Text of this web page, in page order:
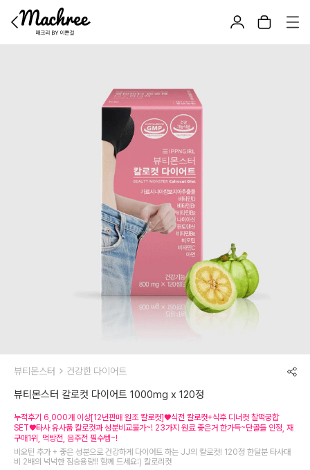
뷰티몬스터 건강한 다이어트
뷰티몬스터 칼로컷 다이어트 1000mg x 120정
누적후기 6,000개 이상[12년판매 원조 칼로컷]♥식전 칼로컷+식후 디너컷 찰떡궁합
SET♥타사 유사품 칼로컷과 성분비교불가~! 23가지 원료 좋은거 한가득~단골들 인정, 재
구매1위, 먹방전, 음주전 필수템~!
비오틴 추가 + 좋은 성분으로 건강하게 다이어트 하는 JJ의 칼로컷! 120정 한달분 타사대
비 2배의 넉넉한 짐승용량!! 함께 드세요:) 칼로리컷